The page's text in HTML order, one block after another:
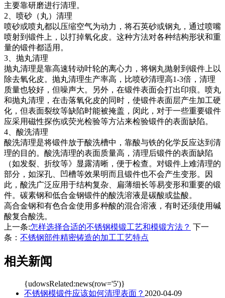
主要靠研磨进行清理。
2、喷砂（丸）清理
喷砂或喷丸都以压缩空气为动力，将石英砂或钢丸，通过喷嘴
喷射到锻件上，以打掉氧化皮。这种方法对各种结构形状和重
量的锻件都适用。
3、抛丸清理
抛丸清理是靠高速转动叶轮的离心力，将钢丸抛射到锻件上以
除去氧化皮。抛丸清理生产率高，比喷砂清理高1-3倍，清理
质量也较好，但噪声大。另外，在锻件表面会打出印痕。喷丸
和抛丸清理，在击落氧化皮的同时，使锻件表面层产生加工硬
化，但表面裂纹等缺陷时能被掩盖，闵此，对于一些重要锻件
应采用磁性探伤或荧光检验等方沾来检验锻件的表面缺陷。
4、酸洗清理
酸洗清理是将锻件放于酸洗槽中，靠酸与铁的化学反应达到清
理的目的。酸洗清理的表面质量高，清理后锻件的表面缺陷
（如发裂、折纹等》显露清晰，便于检查。对锻件上难清理的
部分，如深孔、凹槽等效果明而且锻件也不会产生变形。因
此，酸洗广泛应用于结构复杂、扁薄细长等易变形和重要的锻
件。碳素钢和低合金钢锻件的酸洗溶液是碳酸或盐酸。
高合金钢和有色合金使用多种酸的混合溶液，有时还须使用碱
酸复合酸洗。
上一条:怎样选择合适的不锈钢模锻工艺和模锻方法？ 下一
条： 不锈钢部件精密铸造的加工工艺特点
相关新闻
{udowsRelated:news(row='5')}
不锈钢模锻件应该如何清理表面？ 2020-04-09